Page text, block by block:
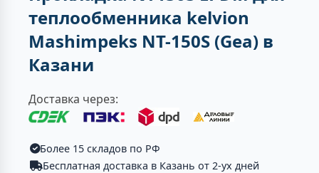
теплообменника kelvion
Mashimpeks NT-150S (Gea) в
Казани
Доставка через:
Более 15 складов по РФ
Бесплатная доставка в Казань от 2-ух дней